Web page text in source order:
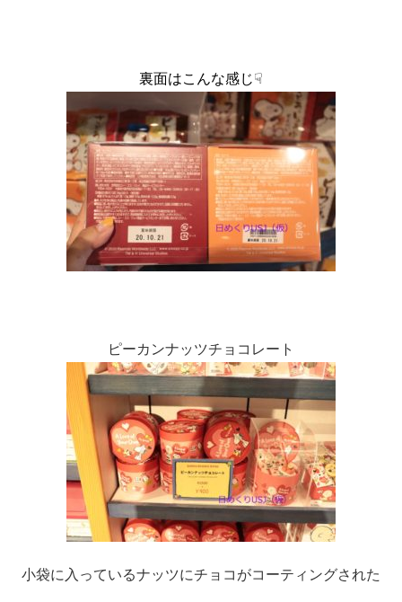
裏面はこんな感じ☟
ピーカンナッツチョコレート
小袋に入っているナッツにチョコがコーティングされた